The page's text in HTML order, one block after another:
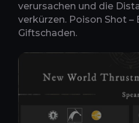
verursachen und die
verkürzen. Poison Shot –
Giftschaden.